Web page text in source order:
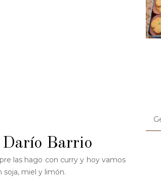
Barrio
las hago con curry y hoy vamos
miel y limón.